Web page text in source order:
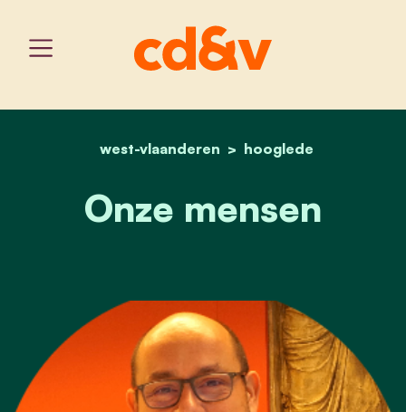
home
west-vlaanderen hooglede
onze mensen
Onze mensen